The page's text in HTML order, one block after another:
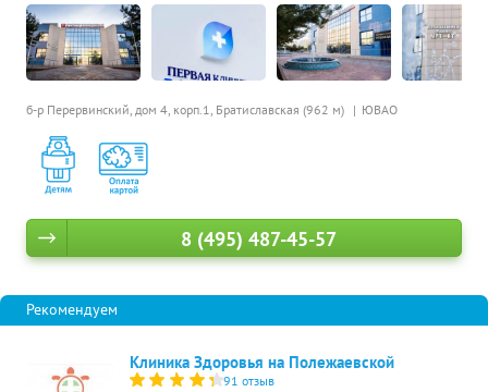
б-р Перервинский, дом 4, корп.1, Братиславская (962 м) ЮВАО
8 (495) 487-45-57
Клиника Здоровья на Полежаевской
91 отзыв